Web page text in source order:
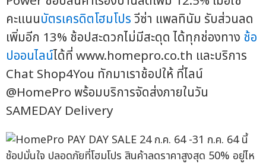
คะแนนบัตรเครดิตโฮมโปรวีซ่า แพลทินัม รับส่วนลด
เพิ่มอีก 13% ช้อปสะดวกไม่มีสะดุด ได้ทุกช่องทาง ช้อ
ปออนไลน์ได้ที่ www.homepro.co.th และบริการ
Chat Shop4You ทักมาเราช้อปให้ ที่ไลน์
@HomePro พร้อมบริการจัดส่งภายในวัน
SAMEDAY Delivery